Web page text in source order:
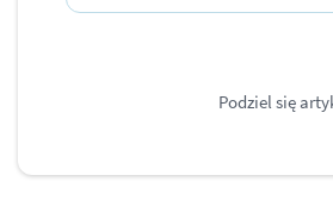
Podziel się